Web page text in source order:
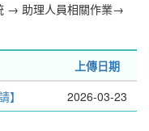
→ 助理人員相關作業→
上傳日期
】
2026-03-23